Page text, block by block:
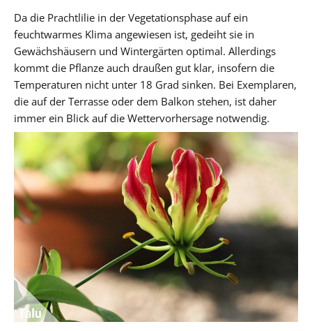
Da die Prachtlilie in der Vegetationsphase auf ein
feuchtwarmes Klima angewiesen ist, gedeiht sie in
Gewächshäusern und Wintergärten optimal. Allerdings
kommt die Pflanze auch draußen gut klar, insofern die
Temperaturen nicht unter 18 Grad sinken. Bei Exemplaren,
die auf der Terrasse oder dem Balkon stehen, ist daher
immer ein Blick auf die Wettervorhersage notwendig.